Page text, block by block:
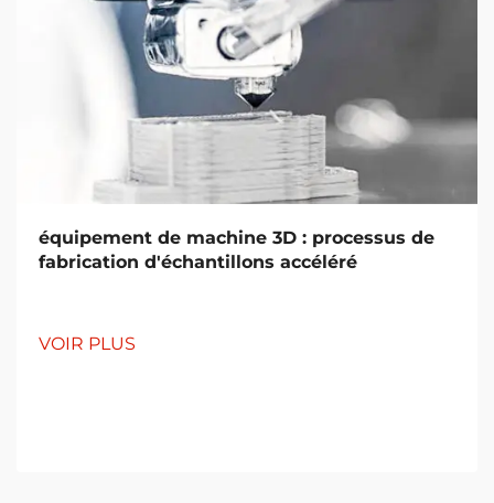
équipement de machine 3D : processus de
fabrication d'échantillons accéléré
VOIR PLUS